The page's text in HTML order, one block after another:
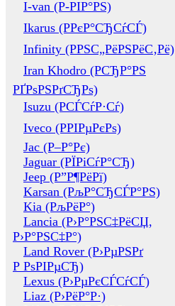
I-van (Р-РІР°РЅ)
Ikarus (РРєР°СЂСѓСЃ)
Infinity (РРЅС„РёРЅРёС‚Рё)
Iran Khodro (РСЂР°РЅ
РҐРѕРЅРґСЂРѕ)
Isuzu (РСЃСѓР·Сѓ)
Iveco (РРІРµРєРѕ)
Jac (Р–Р°Рє)
Jaguar (РЇРіСѓР°СЂ)
Jeep (Р”Р¶РёРї)
Karsan (РљР°СЂСЃР°РЅ)
Kia (РљРёР°)
Lancia (Р›Р°РЅС‡РёСЏ,
Р›Р°РЅС‡Р°)
Land Rover (Р›РµРЅРґ
Р РѕРІРµСЂ)
Lexus (Р›РµРєСЃСѓСЃ)
Liaz (Р›РёР°Р·)